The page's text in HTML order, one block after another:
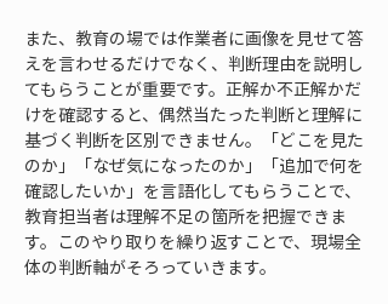
また、教育の場では作業者に画像を見せて答
えを言わせるだけでなく、判断理由を説明し
てもらうことが重要です。正解か不正解かだ
けを確認すると、偶然当たった判断と理解に
基づく判断を区別できません。「どこを見た
のか」「なぜ気になったのか」「追加で何を
確認したいか」を言語化してもらうことで、
教育担当者は理解不足の箇所を把握できま
す。このやり取りを繰り返すことで、現場全
体の判断軸がそろっていきます。